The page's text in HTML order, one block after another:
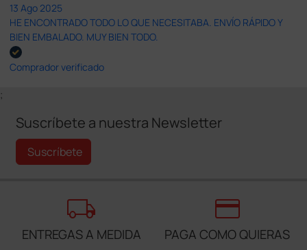
13 Ago 2025
HE ENCONTRADO TODO LO QUE NECESITABA. ENVÍO RÁPIDO Y
BIEN EMBALADO. MUY BIEN TODO.
Comprador verificado
;
Suscríbete a nuestra Newsletter
Suscríbete
local_shipping
ENTREGAS A MEDIDA
credit_card
PAGA COMO QUIERAS